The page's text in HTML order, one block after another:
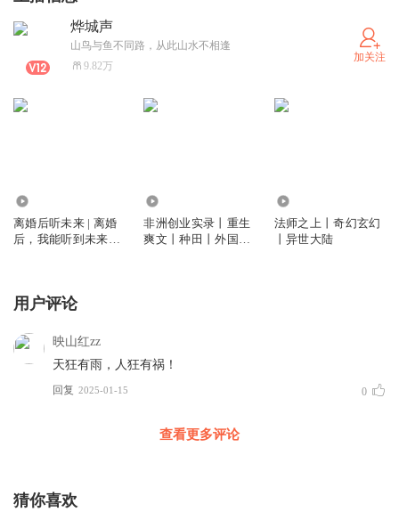
烨城声
山鸟与鱼不同路，从此山水不相逢
9.82万
加关注
离婚后听未来 | 离婚
后，我能听到未来的
非洲创业实录丨重生
爽文丨种田丨外国历
法师之上丨奇幻玄幻
丨异世大陆
用户评论
映山红zz
天狂有雨，人狂有祸！
回复 2025-01-15 0
查看更多评论
猜你喜欢